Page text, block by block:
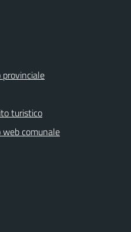
turistico
comunale